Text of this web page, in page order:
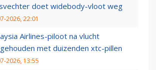
doet widebody-vloot weg
2026, 22:01
Airlines-piloot na vlucht
met duizenden xtc-pillen
2026, 13:55